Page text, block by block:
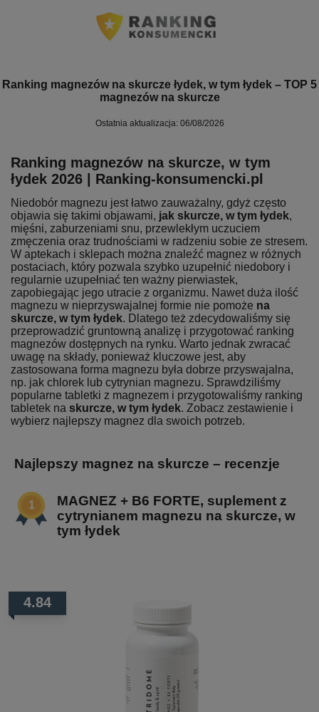
Ranking magnezów na skurcze łydek, w tym łydek – TOP 5
magnezów na skurcze
Ostatnia aktualizacja: 06/08/2026
Ranking magnezów na skurcze, w tym
łydek 2026 | Ranking-konsumencki.pl
Niedobór magnezu jest łatwo zauważalny, gdyż często
objawia się takimi objawami, jak skurcze, w tym łydek,
mięśni, zaburzeniami snu, przewlekłym uczuciem
zmęczenia oraz trudnościami w radzeniu sobie ze stresem.
W aptekach i sklepach można znaleźć magnez w różnych
postaciach, który pozwala szybko uzupełnić niedobory i
regularnie uzupełniać ten ważny pierwiastek,
zapobiegając jego utracie z organizmu. Nawet duża ilość
magnezu w nieprzyswajalnej formie nie pomoże na
skurcze, w tym łydek. Dlatego też zdecydowaliśmy się
przeprowadzić gruntowną analizę i przygotować ranking
magnezów dostępnych na rynku. Warto jednak zwracać
uwagę na składy, ponieważ kluczowe jest, aby
zastosowana forma magnezu była dobrze przyswajalna,
np. jak chlorek lub cytrynian magnezu. Sprawdziliśmy
popularne tabletki z magnezem i przygotowaliśmy ranking
tabletek na skurcze, w tym łydek. Zobacz zestawienie i
wybierz najlepszy magnez dla swoich potrzeb.
Najlepszy magnez na skurcze – recenzje
MAGNEZ + B6 FORTE, suplement z
cytrynianem magnezu na skurcze, w
tym łydek
4.84